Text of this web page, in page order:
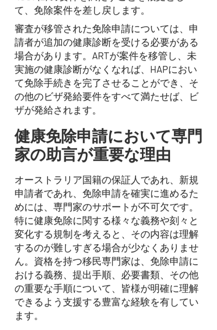
て、免除案件を差し戻します。
審査が移管された免除申請については、申
請者が追加の健康診断を受ける必要がある
場合があります。ARTが案件を移管し、未
実施の健康診断がなくなれば、HAPにおい
て免除手続きを完了させることができ、そ
の他のビザ発給要件をすべて満たせば、ビ
ザが発給されます。
健康免除申請において専門
家の助言が重要な理由
オーストラリア国籍の保証人であれ、新規
申請者であれ、免除申請を確実に進めるた
めには、専門家のサポートが不可欠です。
特に健康免除に関する様々な義務や刻々と
変化する規制を考えると、その内容は理解
するのが難しすぎる場合が少なくありませ
ん。資格を持つ移民専門家は、免除申請に
おける義務、提出手順、必要書類、その他
の重要な手順について、皆様が明確に理解
できるよう支援する豊富な経験を有してい
ます。